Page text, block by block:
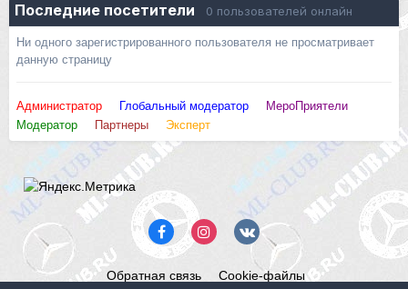
Последние посетители 0 пользователей онлайн
Ни одного зарегистрированного пользователя не просматривает
данную страницу
Администратор Глобальный модератор
МероПриятели
Модератор
Партнеры Эксперт
Обратная связь Cookie-файлы